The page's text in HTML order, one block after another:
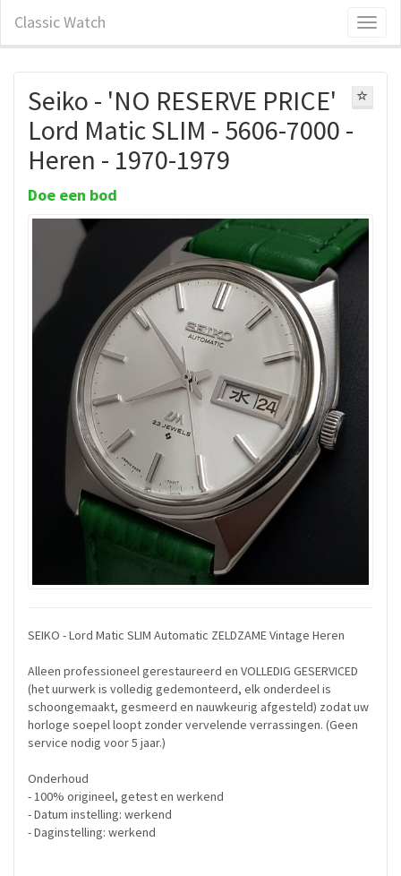
Classic Watch
Seiko - 'NO RESERVE PRICE'
Lord Matic SLIM - 5606-7000 -
Heren - 1970-1979
Doe een bod
SEIKO - Lord Matic SLIM Automatic ZELDZAME Vintage Heren
Alleen professioneel gerestaureerd en VOLLEDIG GESERVICED
(het uurwerk is volledig gedemonteerd, elk onderdeel is
schoongemaakt, gesmeerd en nauwkeurig afgesteld) zodat uw
horloge soepel loopt zonder vervelende verrassingen. (Geen
service nodig voor 5 jaar.)
Onderhoud
- 100% origineel, getest en werkend
- Datum instelling: werkend
- Daginstelling: werkend